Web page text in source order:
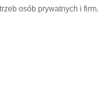
osób prywatnych i firm.